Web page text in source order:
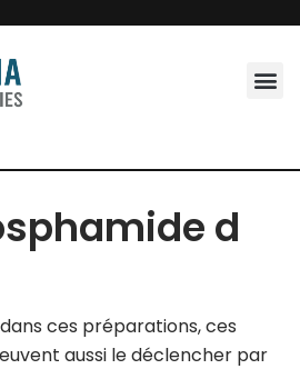
d
ces préparations, ces
aussi le déclencher par